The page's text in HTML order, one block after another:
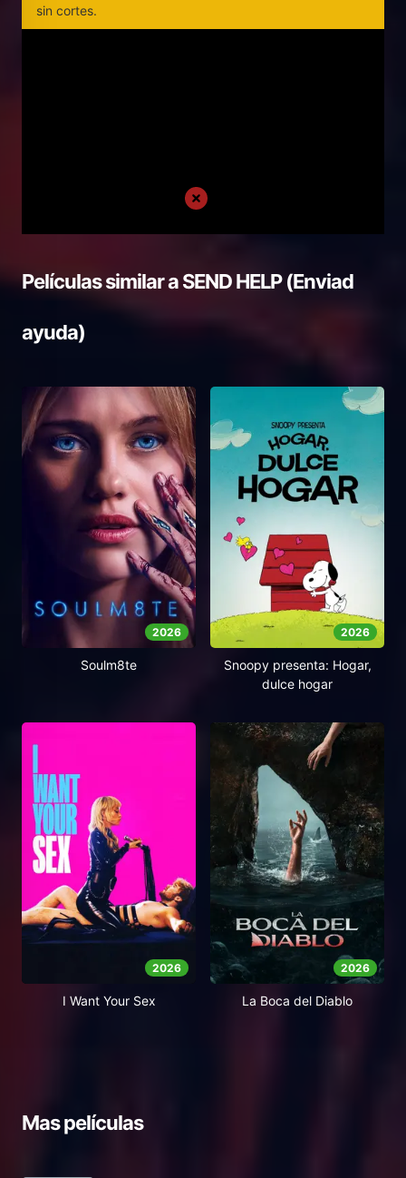
sin cortes.
Películas similar aSEND HELP (Enviad
ayuda)
2026
Soulm8te
2026
Snoopy presenta: Hogar,
dulce hogar
2026
I Want Your Sex
2026
La Boca del Diablo
Mas películas